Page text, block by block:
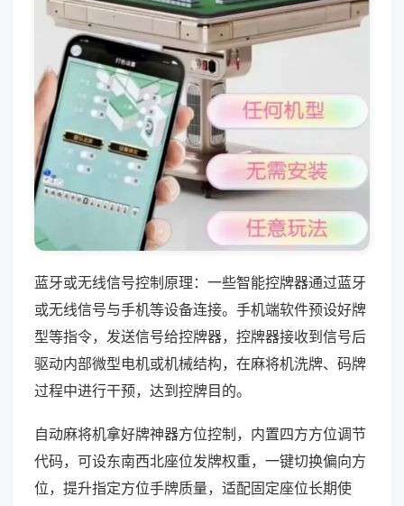
蓝牙或无线信号控制原理：一些智能控牌器通过蓝牙
或无线信号与手机等设备连接。手机端软件预设好牌
型等指令，发送信号给控牌器，控牌器接收到信号后
驱动内部微型电机或机械结构，在麻将机洗牌、码牌
过程中进行干预，达到控牌目的。
自动麻将机拿好牌神器方位控制，内置四方方位调节
代码，可设东南西北座位发牌权重，一键切换偏向方
位，提升指定方位手牌质量，适配固定座位长期使